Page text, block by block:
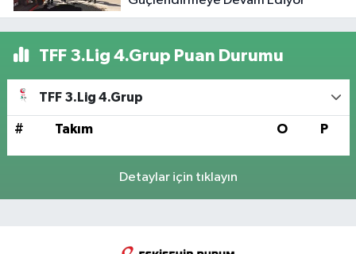
TFF 3.Lig 4.Grup Puan Durumu
TFF 3.Lig 4.Grup
# Takım O P
Detaylar için tıklayın